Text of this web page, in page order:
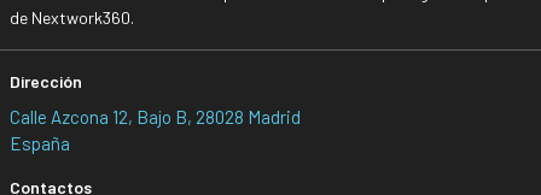
de Nextwork360.
Dirección
Calle Azcona 12, Bajo B, 28028 Madrid
España
Contactos